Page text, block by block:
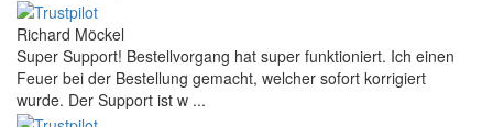
Richard Möckel
Super Support! Bestellvorgang hat super funktioniert. Ich einen
Feuer bei der Bestellung gemacht, welcher sofort korrigiert
wurde. Der Support ist w ...